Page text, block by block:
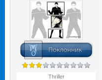
Thriller